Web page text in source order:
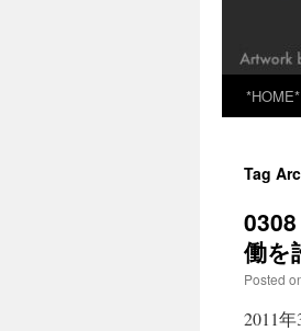
*HOME*
Tag
働を
Posted
2011